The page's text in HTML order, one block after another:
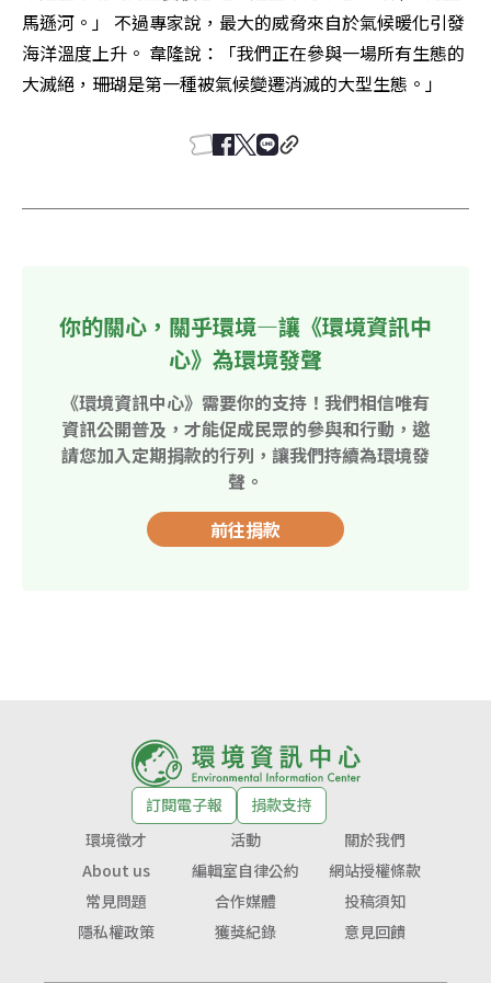
馬遜河。」 不過專家說，最大的威脅來自於氣候暖化引發
海洋溫度上升。 韋隆說：「我們正在參與一場所有生態的
大滅絕，珊瑚是第一種被氣候變遷消滅的大型生態。」
你的關心，關乎環境—讓《環境資訊中
心》為環境發聲
《環境資訊中心》需要你的支持！我們相信唯有
資訊公開普及，才能促成民眾的參與和行動，邀
請您加入定期捐款的行列，讓我們持續為環境發
聲。
前往捐款
訂閱電子報
捐款支持
環境徵才
活動
關於我們
About us
編輯室自律公約
網站授權條款
常見問題
合作媒體
投稿須知
隱私權政策
獲獎紀錄 意見回饋